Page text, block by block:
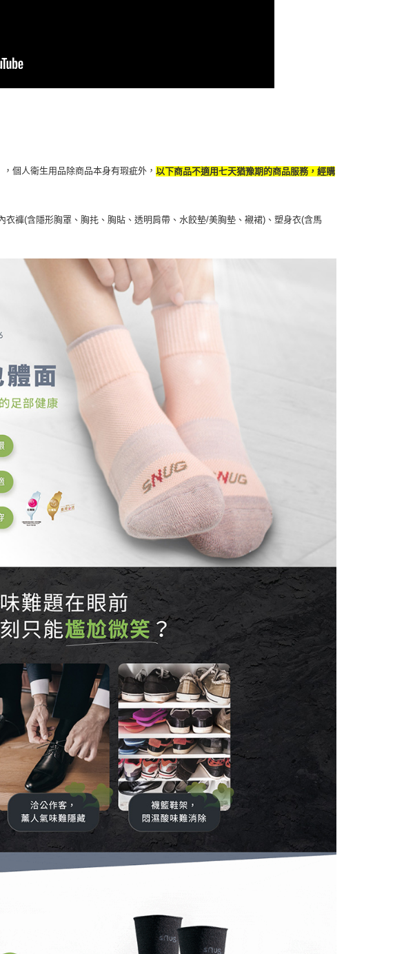
個人衛生用品除商品本身有瑕疵外，以下商品不適用七天猶豫期的商品服務，經購
褲(含隱形胸罩、胸扥、胸貼、透明肩帶、水餃墊/美胸墊、襯裙)、塑身衣(含馬